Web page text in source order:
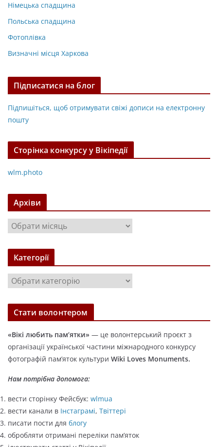
Німецька спадщина
Польська спадщина
Фотоплівка
Визначні місця Харкова
Підписатися на блог
Підпишіться, щоб отримувати свіжі дописи на електронну
пошту
Сторінка конкурсу у Вікіпедії
wlm.photo
Архіви
р
х
в
Категорії
а
т
о
р
і
ї
Стати волонтером
«Вікі любить пам’ятки» — це волонтерський проєкт з
організації української частини міжнародного конкурсу
фотографій пам’яток культури Wiki Loves Monuments.
Нам потрібна допомога:
вести сторінку Фейсбук: wlmua
вести канали в Інстаграмі, Твіттері
писати пости для блогу
обробляти отримані переліки пам’яток